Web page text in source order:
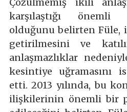
Çözülmemiş ikili
karşılaştığı
olduğunu belirten Füle,
getirilmesini ve
anlaşmazlıklar
kesintiye uğramasını
etti. 2013 yılında, bu
ilişkilerinin önemli bir